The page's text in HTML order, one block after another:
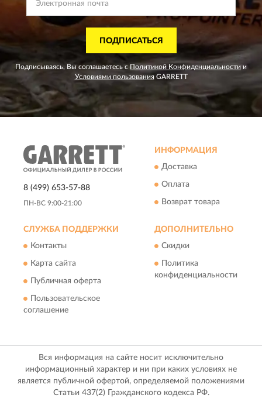
ПОДПИСАТЬСЯ
Подписываясь, Вы соглашаетесь сПолитикой Конфиденциальности и
Условиями пользованияGARRETT
8 (499) 653-57-88
ПН-ВС 9:00-21:00
ИНФОРМАЦИЯ
Доставка
Оплата
Возврат товара
СЛУЖБА ПОДДЕРЖКИ
Контакты
Карта сайта
Публичная оферта
Пользовательское
соглашение
ДОПОЛНИТЕЛЬНО
Скидки
Политика
конфиденциальности
Вся информация на сайте носит исключительно
информационный характер и ни при каких условиях не
является публичной офертой, определяемой положениями
Статьи 437(2) Гражданского кодекса РФ.